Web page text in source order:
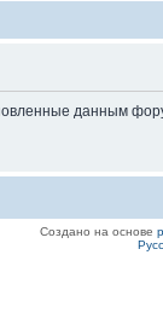
данным
Создано на основе